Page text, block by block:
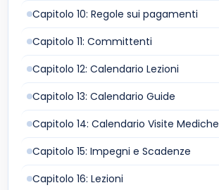
Capitolo 10: Regole sui pagamenti
Capitolo 11: Committenti
Capitolo 12: Calendario Lezioni
Capitolo 13: Calendario Guide
Capitolo 14: Calendario Visite Mediche
Capitolo 15: Impegni e Scadenze
Capitolo 16: Lezioni